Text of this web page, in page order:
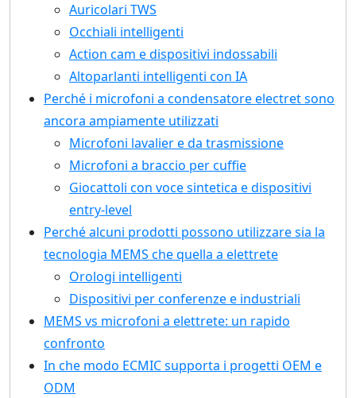
Auricolari TWS
Occhiali intelligenti
Action cam e dispositivi indossabili
Altoparlanti intelligenti con IA
Perché i microfoni a condensatore electret sono
ancora ampiamente utilizzati
Microfoni lavalier e da trasmissione
Microfoni a braccio per cuffie
Giocattoli con voce sintetica e dispositivi
entry-level
Perché alcuni prodotti possono utilizzare sia la
tecnologia MEMS che quella a elettrete
Orologi intelligenti
Dispositivi per conferenze e industriali
MEMS vs microfoni a elettrete: un rapido
confronto
In che modo ECMIC supporta i progetti OEM e
ODM